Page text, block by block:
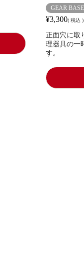
GEAR BASE
¥3,300 税込
正面穴に取
理器具の一
す。